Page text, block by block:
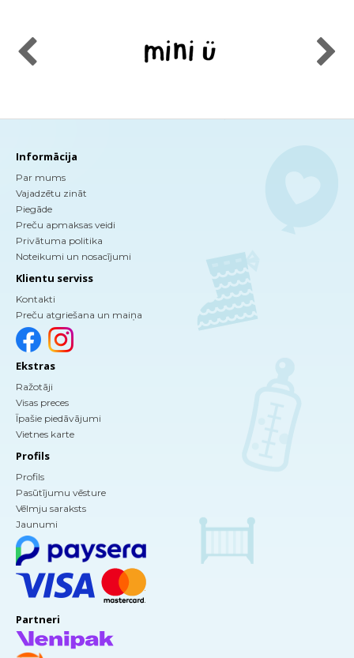
Informācija
Par mums
Vajadzētu zināt
Piegāde
Preču apmaksas veidi
Privātuma politika
Noteikumi un nosacījumi
Klientu serviss
Kontakti
Preču atgriešana un maiņa
Ekstras
Ražotāji
Visas preces
Īpašie piedāvājumi
Vietnes karte
Profils
Profils
Pasūtījumu vēsture
Vēlmju saraksts
Jaunumi
Partneri